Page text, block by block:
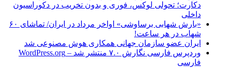
دکارت؛ تحولی لوکس، فوری و بدون تخریب در دکوراسیون
داخلی
«بارش شهابی برساوشی» اواخر مرداد در ایران/ تماشای ۶۰
شهاب در هر ساعت!
ایران عضو سازمان جهانی همکاری هوش مصنوعی شد
وردپرس فارسی نگارش ۷.۰ منتشر شد – WordPress.org
فارسی